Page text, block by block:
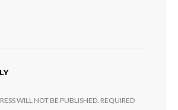
WILL NOT BE PUBLISHED. REQUIRED